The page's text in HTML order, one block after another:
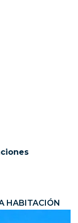
HABITACIÓN